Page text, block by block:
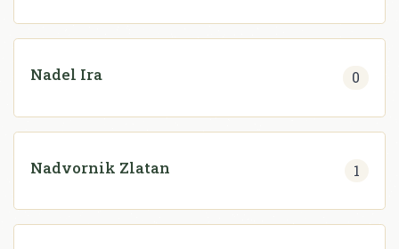
Nadel Ira 0
Nadvornik Zlatan 1